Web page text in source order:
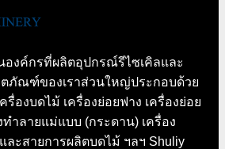
องค์กรที่ผลิตอุปกรณ์รีไซเคิลและ
ภัณฑ์ของเราส่วนใหญ่ประกอบด้วย
รื่องบดไม้ เครื่องย่อยฟาง เครื่องย่อย
ทำลายแม่แบบ (กระดาน) เครื่อง
ะสายการผลิตบดไม้ ฯลฯ Shuliy